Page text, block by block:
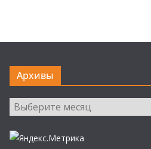
Архивы
Архивы